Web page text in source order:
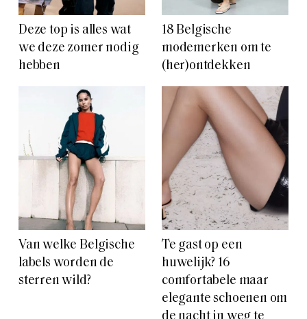
Deze top is alles wat
we deze zomer nodig
hebben
18 Belgische
modemerken om te
(her)ontdekken
Van welke Belgische
labels worden de
sterren wild?
Te gast op een
huwelijk? 16
comfortabele maar
elegante schoenen om
de nacht in weg te